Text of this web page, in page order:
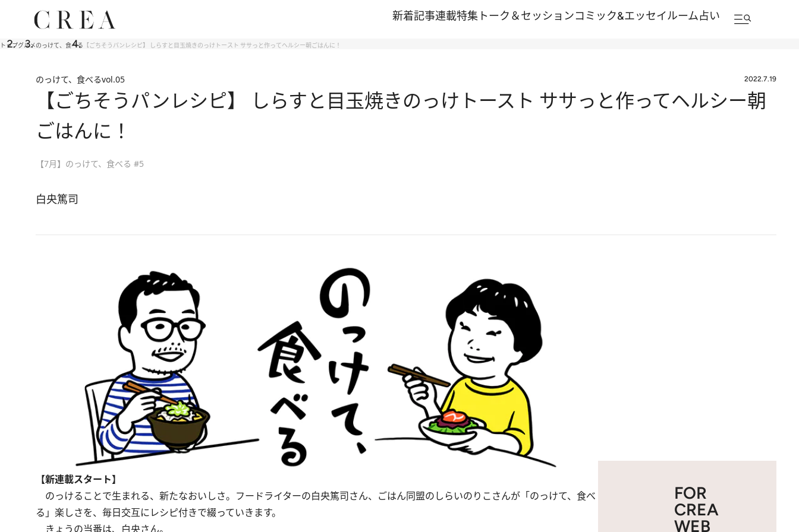
新着記事連載特集 トーク＆セッションコミック&エッセイルーム占い
トップグルメのっけて、食べる 【ごちそうパンレシピ】 しらすと目玉焼きのっけトースト ササっと作ってヘルシー朝ごはんに！
のっけて、食べるvol.05 2022.7.19
【ごちそうパンレシピ】 しらすと目玉焼きのっけトースト ササっと作ってヘルシー朝
ごはんに！
【7月】のっけて、食べる #5
白央篤司
【新連載スタート】
のっけることで生まれる、新たなおいしさ。フードライターの白央篤司さん、ごはん同盟のしらいのりこさんが「のっけて、食べ
る」楽しさを、毎日交互にレシピ付きで綴っていきます。
きょうの当番は、白央さん。
FOR
CREA
WEB